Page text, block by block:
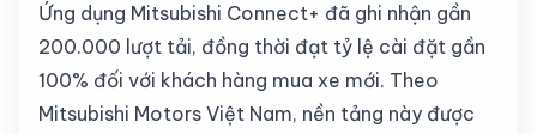
Ứng dụng Mitsubishi Connect+ đã ghi nhận gần
200.000 lượt tải, đồng thời đạt tỷ lệ cài đặt gần
100% đối với khách hàng mua xe mới. Theo
Mitsubishi Motors Việt Nam, nền tảng này được